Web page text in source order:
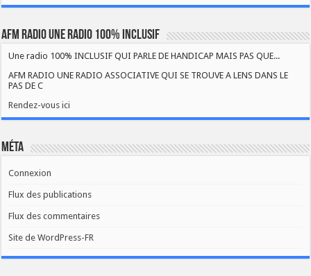
AFM RADIO UNE RADIO 100% INCLUSIF
Une radio 100% INCLUSIF QUI PARLE DE HANDICAP MAIS PAS QUE...
AFM RADIO UNE RADIO ASSOCIATIVE QUI SE TROUVE A LENS DANS LE
PAS DE C
Rendez-vous ici
Méta
Connexion
Flux des publications
Flux des commentaires
Site de WordPress-FR